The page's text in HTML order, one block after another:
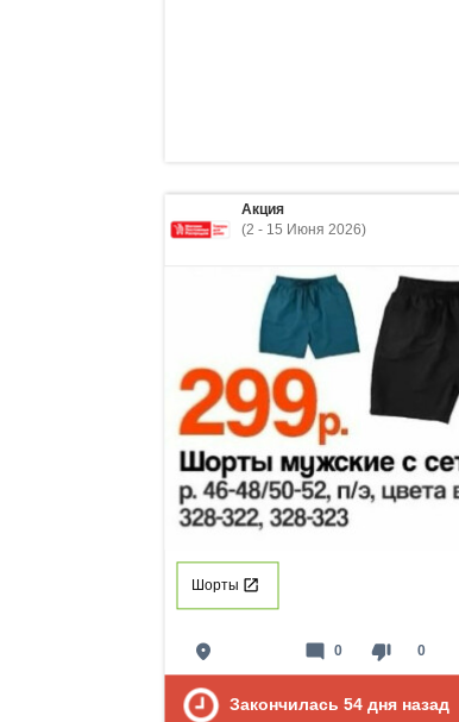
Акция
(2 - 15 Июня 2026)
Шорты
place thumb_down 0
mode_comment 0
Закончилась 54 дня назад